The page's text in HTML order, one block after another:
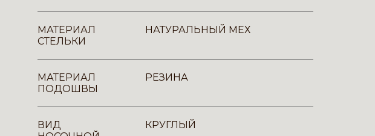
МАТЕРИАЛ
СТЕЛЬКИ
НАТУРАЛЬНЫЙ МЕХ
МАТЕРИАЛ
ПОДОШВЫ
РЕЗИНА
ВИД
КРУГЛЫЙ